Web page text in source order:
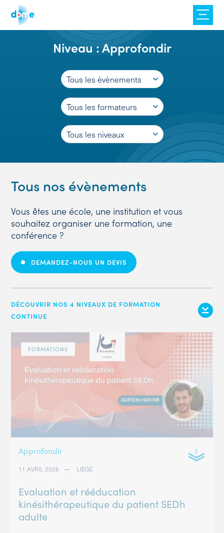
content
Niveau :Approfondir
Tous les évènements
Tous les formateurs
Tous les niveaux
Tous nos évènements
Vous êtes une école, une institution et vous
souhaitez organiser une formation, une
conférence ?
DEMANDEZ-NOUS UN DEVIS
DÉCOUVRIR NOS 4 NIVEAUX DE FORMATION
CONTINUE
FORMATIONS
Approfondir
11 AVRIL 2025 LIÈGE
Evaluation et rééducation
kinésithérapeutique du patient SEDh
adulte